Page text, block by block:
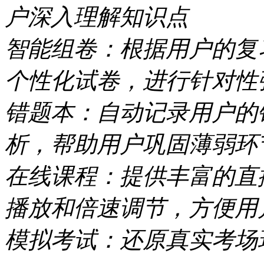
户深入理解知识点
智能组卷：根据用户的
个性化试卷，进行针对
错题本：自动记录用户
析，帮助用户巩固薄弱环
在线课程：提供丰富的
播放和倍速调节，方便
模拟考试：还原真实考